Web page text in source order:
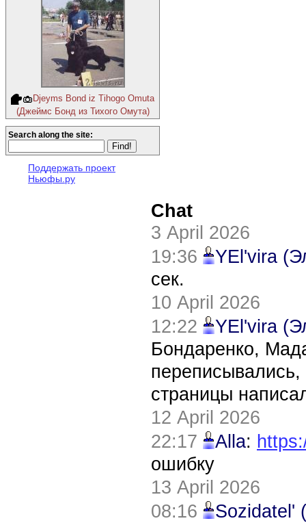
Djeyms Bond iz Tihogo Omuta
(Джеймс Бонд из Тихого Омута)
Search along the site:
Поддержать проект
Ньюфы.ру
Chat
3 April 2026
19:36
YEl'vira
сек.
10 April 2026
12:22
YEl'vira
Бондаренко,
страницы
12 April 2026
22:17
Alla:
ошибку
13 April 2026
08:16
Sozidatel'